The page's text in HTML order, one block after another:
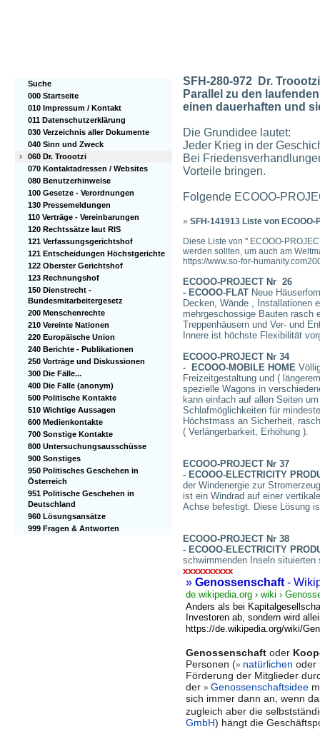
Suche
000 Startseite
010 Impressum / Kontakt
011 Datenschutzerklärung
030 Verzeichnis aller Dokumente
040 Sinn und Zweck
›
060 Dr. Troootzi
070 Kontaktadressen / Websites
080 Benutzerhinweise
100 Gesetze - Verordnungen
130 Pressemeldungen
110 Verträge - Vereinbarungen
120 Rechtssätze laut RIS
121 Verfassungsgerichtshof
121 Entscheidungen Höchstgerichte
122 Oberster Gerichtshof
123 Rechnungshof
150 Dienstrecht -
Bundesmitarbeitergesetz
200 Menschenrechte
210 Vereinte Nationen
220 Europäische Union
240 Berichte - Publikationen
250 Vorträge und Diskussionen
300 Die Fälle...
400 Die Fälle (anonym)
500 Politische Kontakte
510 Wichtige Aussagen
600 Medienkontakte
700 Sonstige Kontakte
800 Untersuchungsausschüsse
900 Sonstiges
950 Politisches Geschehen in
Österreich
951 Politische Geschehen in
Deutschland
960 Lösungsansätze
999 Fragen & Antworten
SFH-280-972 Dr.
Parallel zu den
einen dauerhaften und
Die Grundidee lautet:
Jeder Krieg in der
Bei
Vorteile bringen.
Folgende ECOOO-
» SFH-141913 Liste von ECOOO-
Diese Liste von " ECOOO-
werden sollten, um auch am
https://www.so-for-
ECOOO-PROJECT Nr 26
- ECOOO-FLAT Neue
Decken, Wände , Installationen
mehrgeschossige Bauten rasch
Treppenhäusern und Ver- und
Innere ist höchste Flexibilität
ECOOO-PROJECT Nr 34
- ECOOO-MOBILE HOME
Freizeitgestaltung und (
spezielle Wagons in
kann einfach auf allen Seiten
Schlafmöglichkeiten für
Höchstmass an Sicherheit,
( Verlängerbarkeit, Erhöhung ).
ECOOO-PROJECT Nr 37
- ECOOO-ELECTRICITY
der Windenergie zur
ist ein Windrad auf einer
Achse befestigt. Diese Lösung
ECOOO-PROJECT Nr 38
- ECOOO-ELECTRICITY
schwimmenden Inseln
xxxxxxxxxx
» Genossenschaft -
de.wikipedia.org › wiki ›
Anders als bei
Investoren ab, sondern wird
https://de.wikipedia.org/wiki/
Genossenschaft oder
Personen (» natürlichen oder
Förderung der Mitglieder
der » Genossenschaftsidee
sich immer dann an, wenn
zugleich aber die
GmbH) hängt die